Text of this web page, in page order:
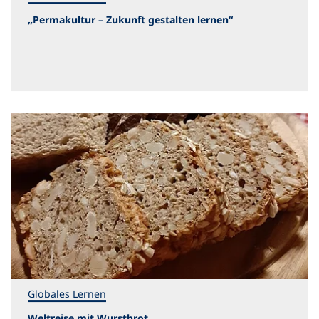
„Permakultur – Zukunft gestalten lernen“
Globales Lernen